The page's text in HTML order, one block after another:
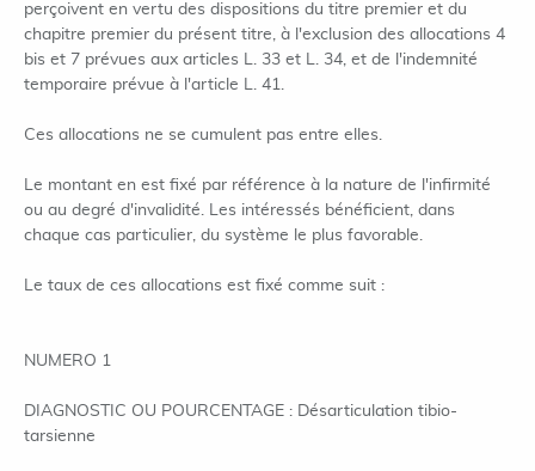
perçoivent en vertu des dispositions du titre premier et du
chapitre premier du présent titre, à l'exclusion des allocations 4
bis et 7 prévues aux articles L. 33 et L. 34, et de l'indemnité
temporaire prévue à l'article L. 41.
Ces allocations ne se cumulent pas entre elles.
Le montant en est fixé par référence à la nature de l'infirmité
ou au degré d'invalidité. Les intéressés bénéficient, dans
chaque cas particulier, du système le plus favorable.
Le taux de ces allocations est fixé comme suit :
NUMERO 1
DIAGNOSTIC OU POURCENTAGE : Désarticulation tibio-
tarsienne